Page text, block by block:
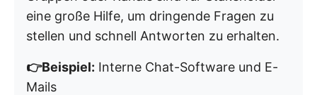
eine große Hilfe, um dringende Fragen zu
stellen und schnell Antworten zu erhalten.
👉Beispiel: Interne Chat-Software und E-
Mails